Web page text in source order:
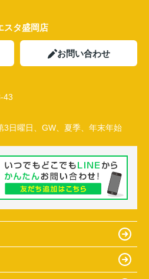
スタ盛岡店
お問い合わせ
43
3日曜日、GW、夏季、年末年始